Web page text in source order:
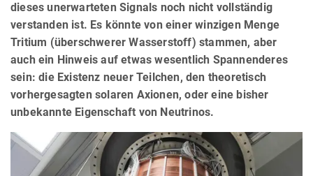
dieses unerwarteten Signals noch nicht vollständig
verstanden ist. Es könnte von einer winzigen Menge
Tritium (überschwerer Wasserstoff) stammen, aber
auch ein Hinweis auf etwas wesentlich Spannenderes
sein: die Existenz neuer Teilchen, den theoretisch
vorhergesagten solaren Axionen, oder eine bisher
unbekannte Eigenschaft von Neutrinos.